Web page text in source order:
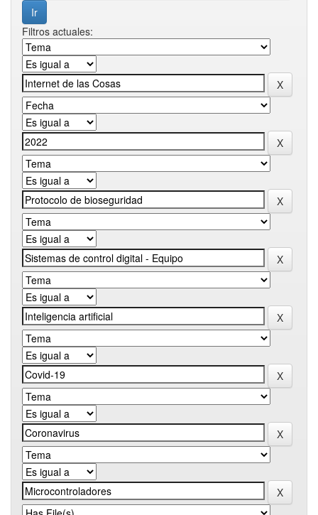
Filtros actuales: